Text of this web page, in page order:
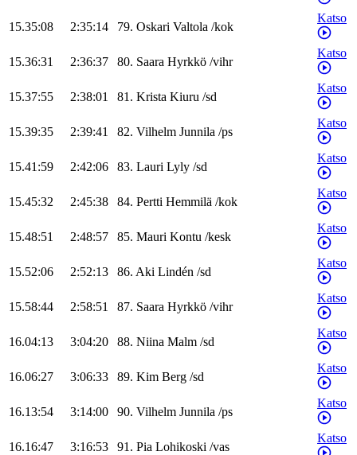
15.35:08 2:35:14 79. Oskari Valtola /kok
Katso
15.36:31 2:36:37 80. Saara Hyrkkö /vihr
Katso
15.37:55 2:38:01 81. Krista Kiuru /sd
Katso
15.39:35 2:39:41 82. Vilhelm Junnila /ps
Katso
15.41:59 2:42:06 83. Lauri Lyly /sd
Katso
15.45:32 2:45:38 84. Pertti Hemmilä /kok
Katso
15.48:51 2:48:57 85. Mauri Kontu /kesk
Katso
15.52:06 2:52:13 86. Aki Lindén /sd
Katso
15.58:44 2:58:51 87. Saara Hyrkkö /vihr
Katso
16.04:13 3:04:20 88. Niina Malm /sd
Katso
16.06:27 3:06:33 89. Kim Berg /sd
Katso
16.13:54 3:14:00 90. Vilhelm Junnila /ps
Katso
16.16:47 3:16:53 91. Pia Lohikoski /vas
Katso